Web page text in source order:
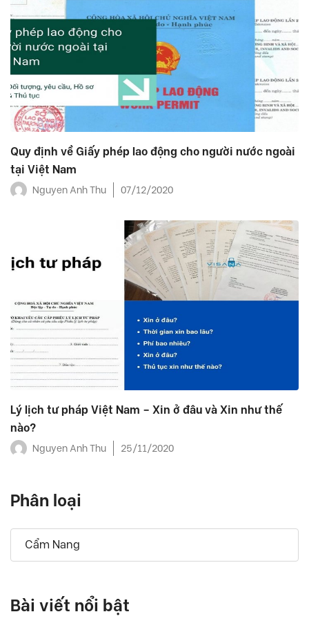
Quy định về Giấy phép lao động cho người nước ngoài
tại Việt Nam
Nguyen Anh Thu 07/12/2020
Lý lịch tư pháp Việt Nam – Xin ở đâu và Xin như thế
nào?
Nguyen Anh Thu 25/11/2020
Phân loại
Cẩm Nang
Bài viết nổi bật